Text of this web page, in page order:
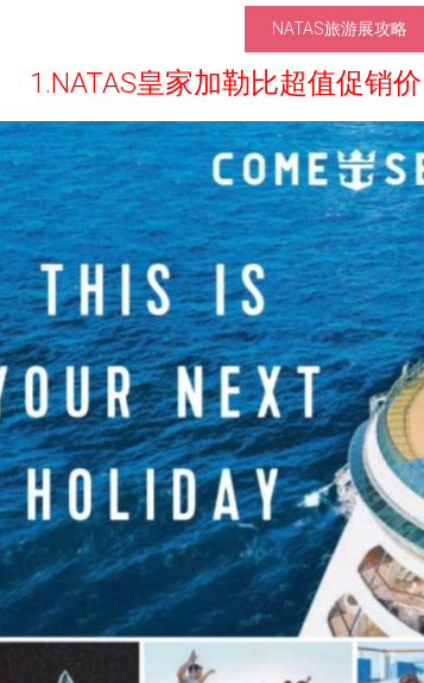
NATAS旅游展攻略
1.NATAS皇家加勒比超值促销